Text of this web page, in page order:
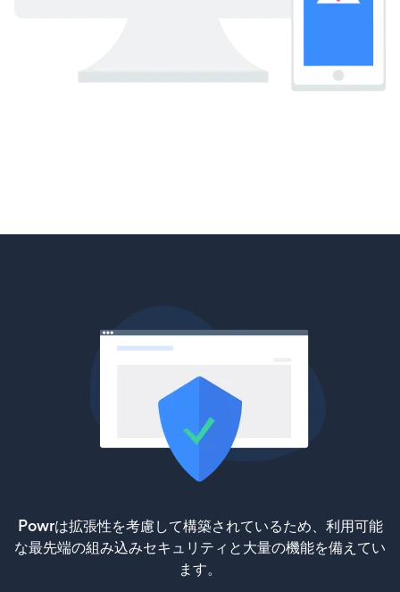
Powrは拡張性を考慮して構築されているため、利用可能
な最先端の組み込みセキュリティと大量の機能を備えてい
ます。